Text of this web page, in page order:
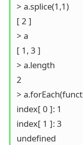
> a.splice(1,1)
[ 2 ]
> a
[ 1, 3 ]
> a.length
2
>
index[ 0 ]: 1
index[ 1 ]: 3
undefined